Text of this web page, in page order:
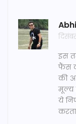
इस
फैंस
की
मूल्य
ये